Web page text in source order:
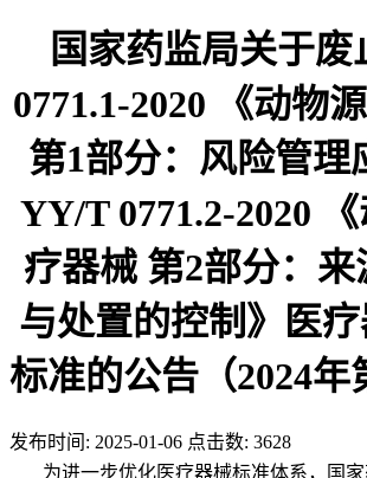
国家药监局关于
0771.1-2020 《动物
第1部分：风险管理
YY/T 0771.2-2020
疗器械 第2部分：
与处置的控制》医
标准的公告（2024年
发布时间: 2025-01-06 点击数: 3628
为进一步优化医疗器械标准体系，国家